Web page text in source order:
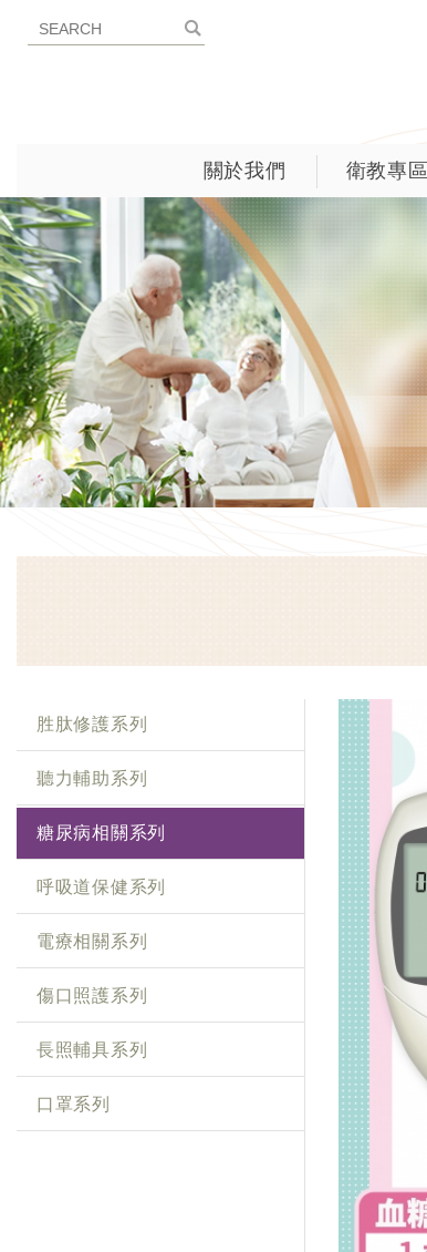
關於我們 衛教專區
胜肽修護系列
聽力輔助系列
糖尿病相關系列
呼吸道保健系列
電療相關系列
傷口照護系列
長照輔具系列
口罩系列